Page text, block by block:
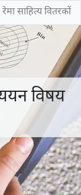
रेमा साहित्य वितरकों
विषय